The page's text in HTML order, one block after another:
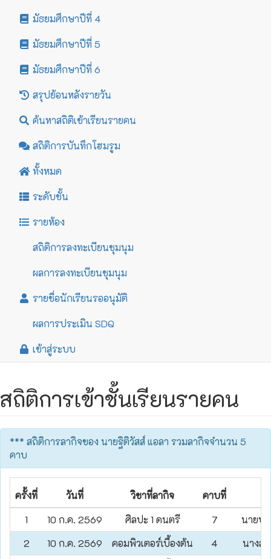
มัธยมศึกษาปีที่ 4
มัธยมศึกษาปีที่ 5
มัธยมศึกษาปีที่ 6
สรุปย้อนหลังรายวัน
ค้นหาสถิติเข้าเรียนรายคน
สถิติการบันทึกโฮมรูม
ทั้งหมด
ระดับชั้น
รายห้อง
สถิติการลงทะเบียนชุมนุม
ผลการลงทะเบียนชุมนุม
รายชื่อนักเรียนรออนุมัติ
ผลการประเมิน SDQ
เข้าสู่ระบบ
สถิติการเข้าชั้นเรียนรายคน
*** สถิติการลากิจของ นายฐิติวัสส์ แอลา รวมลากิจจำนวน 5
คาบ
ครั้งที่ วันที่ วิชาที่ลากิจ คาบที่
1
10 ก.ค. 2569 ศิลปะ 1 ดนตรี 7
นายป
2
10 ก.ค. 2569 คอมพิวเตอร์เบื้องต้น 4
นางส